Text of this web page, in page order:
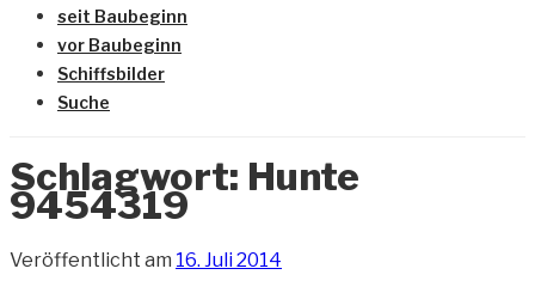
seit Baubeginn
vor Baubeginn
Schiffsbilder
Suche
Schlagwort: Hunte
9454319
Veröffentlicht am 16. Juli 2014